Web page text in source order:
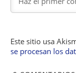
Este sitio usa
se procesan los